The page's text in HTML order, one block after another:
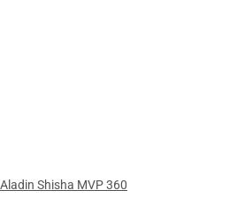
Aladin Shisha MVP 360